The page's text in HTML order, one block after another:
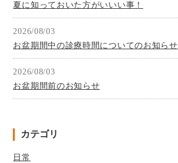
夏に知っておいた方がいいい事！
2026/08/03
お盆期間中の診療時間についてのお知らせ
2026/08/03
お盆期間前のお知らせ
カテゴリ
日常